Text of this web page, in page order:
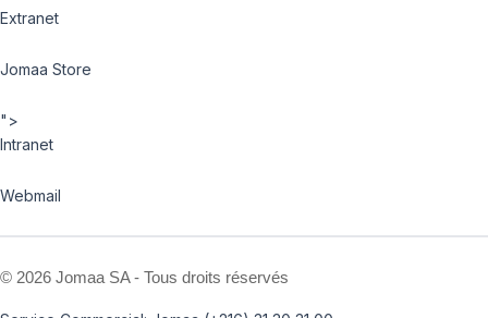
Extranet
Jomaa Store
">
Intranet
Webmail
© 2026 Jomaa SA - Tous droits réservés